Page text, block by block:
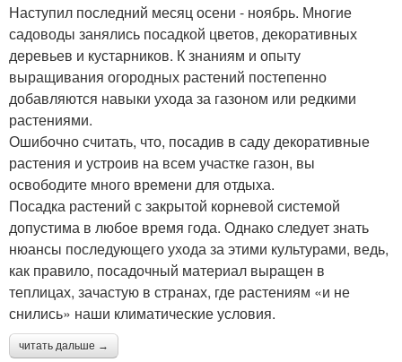
Наступил последний месяц осени - ноябрь. Многие
садоводы занялись посадкой цветов, декоративных
деревьев и кустарников. К знаниям и опыту
выращивания огородных растений постепенно
добавляются навыки ухода за газоном или редкими
растениями.
Ошибочно считать, что, посадив в саду декоративные
растения и устроив на всем участке газон, вы
освободите много времени для отдыха.
Посадка растений с закрытой корневой системой
допустима в любое время года. Однако следует знать
нюансы последующего ухода за этими культурами, ведь,
как правило, посадочный материал выращен в
теплицах, зачастую в странах, где растениям «и не
снились» наши климатические условия.
читать дальше →